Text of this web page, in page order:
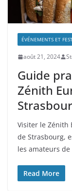
ÉVÉNEMENTS ET
août 21, 2024
Guide
Zénith
Visiter le Zénith
de Strasbourg,
les amateurs de
Read More